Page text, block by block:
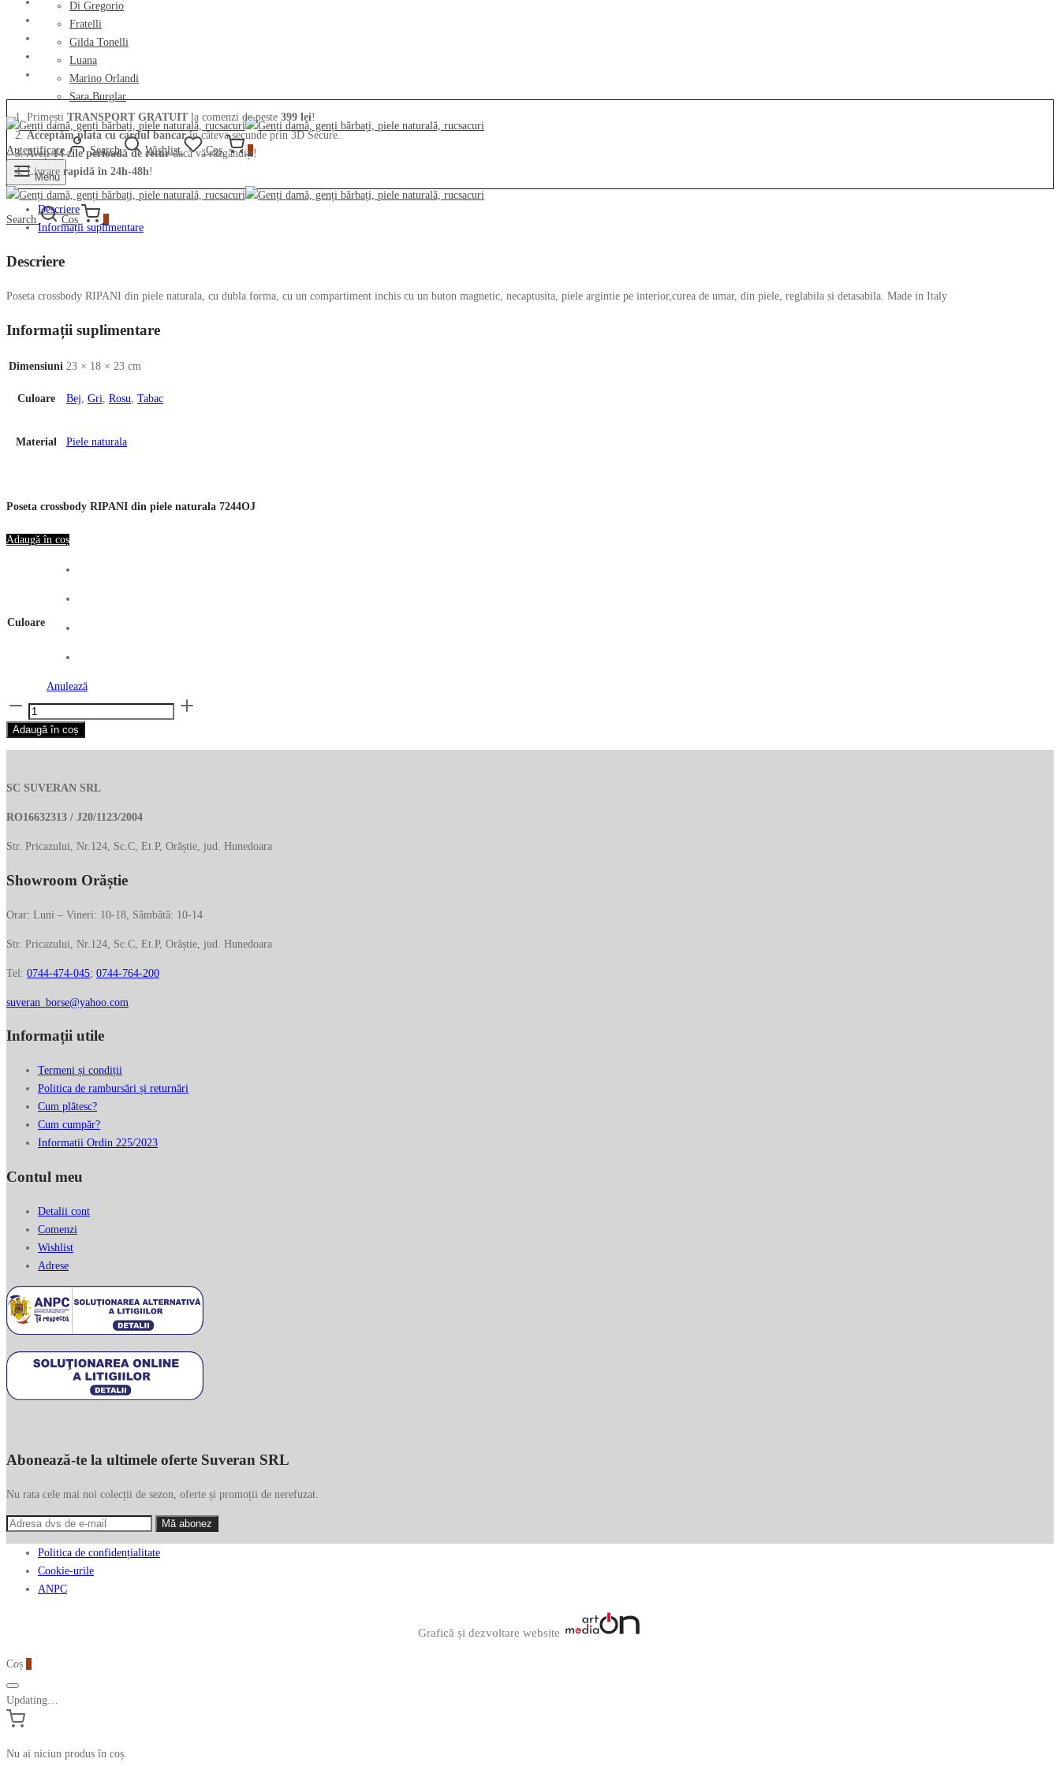
Di Gregorio
Fratelli
Gilda Tonelli
Luana
Marino Orlandi
Sara Burglar
Autentificare Search Wishlist Coș 0
Menu
Search Coș
7244OJ
1. Primești TRANSPORT GRATUIT la comenzi de peste 399 lei!
2. Acceptăm plata cu cardul bancarîn câteva secunde prin 3D Secure.
3. Aveți14 zile perioadă de returdacă vă răzgândiți!
4. Livrare rapidă în 24h-48h!
Descriere
Informații suplimentare
Descriere
Poseta crossbody RIPANI din piele naturala, cu dubla forma, cu un compartiment inchis cu un buton magnetic, necaptusita, piele argintie pe interior,curea de umar, din piele, reglabila si detasabila. Made in Italy
Informații suplimentare
Dimensiuni 23 × 18 × 23 cm
Culoare Bej, Gri, Rosu, Tabac
Material Piele naturala
Poseta crossbody RIPANI din piele naturala 7244OJ
Adaugă în coș
Culoare
Anulează
Cantitate
Poseta
crossbody
piele
naturala
Adaugă în coș
SC SUVERAN SRL
RO16632313 / J20/1123/2004
Str. Pricazului, Nr.124, Sc.C, Et.P, Orăștie, jud. Hunedoara
Showroom Orăștie
Orar: Luni – Vineri: 10-18, Sâmbătă: 10-14
Str. Pricazului, Nr.124, Sc.C, Et.P, Orăștie, jud. Hunedoara
Tel: 0744-474-045; 0744-764-200
suveran_borse@yahoo.com
Informații utile
Termeni și condiții
Politica de rambursări și returnări
Cum plătesc?
Cum cumpăr?
Informatii Ordin 225/2023
Contul meu
Detalii cont
Comenzi
Wishlist
Adrese
Abonează-te la ultimele oferte Suveran SRL
Nu rata cele mai noi colecții de sezon, oferte și promoții de nerefuzat.
Politica de confidențialitate
Cookie-urile
ANPC
Graficã și dezvoltare website
Coș
Updating…
Nu ai niciun produs în coș.